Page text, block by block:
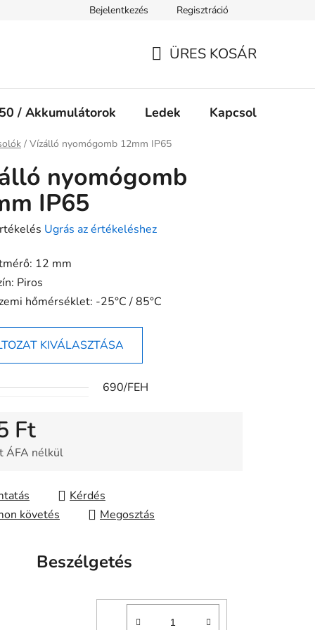
Süti tájékoztató
Bejelentkezés Regisztráció
ÜRES KOSÁR
/ Akkumulátorok Ledek Kapcsolók
/ Vízálló nyomógomb 12mm IP65
nyomógomb
IP65
Ugrás az értékeléshez
12 mm
Piros
hőmérséklet: -25°C / 85°C
KIVÁLASZTÁSA
690/FEH
Ft
ÁFA nélkül
Kérdés
követés
Megosztás
Beszélgetés